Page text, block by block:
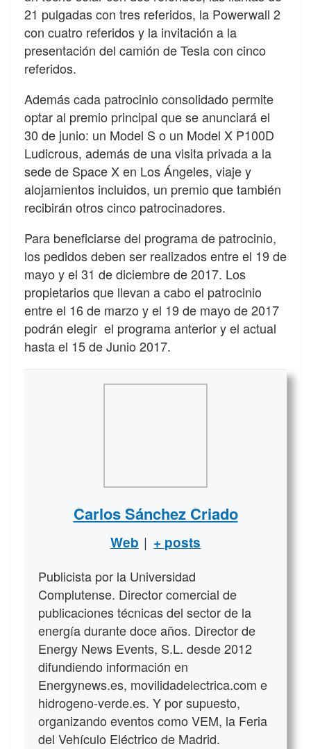
21 pulgadas con tres referidos, la Powerwall 2
con cuatro referidos y la invitación a la
presentación del camión de Tesla con cinco
referidos.
Además cada patrocinio consolidado permite
optar al premio principal que se anunciará el
30 de junio: un Model S o un Model X P100D
Ludicrous, además de una visita privada a la
sede de Space X en Los Ángeles, viaje y
alojamientos incluidos, un premio que también
recibirán otros cinco patrocinadores.
Para beneficiarse del programa de patrocinio,
los pedidos deben ser realizados entre el 19 de
mayo y el 31 de diciembre de 2017. Los
propietarios que llevan a cabo el patrocinio
entre el 16 de marzo y el 19 de mayo de 2017
podrán elegir el programa anterior y el actual
hasta el 15 de Junio ​​2017.
Carlos Sánchez Criado
Web | + posts
Publicista por la Universidad
Complutense. Director comercial de
publicaciones técnicas del sector de la
energía durante doce años. Director de
Energy News Events, S.L. desde 2012
difundiendo información en
Energynews.es, movilidadelectrica.com e
hidrogeno-verde.es. Y por supuesto,
organizando eventos como VEM, la Feria
del Vehículo Eléctrico de Madrid.